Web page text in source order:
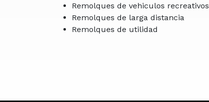
Remolques de vehiculos recreativos
Remolques de larga distancia
Remolques de utilidad